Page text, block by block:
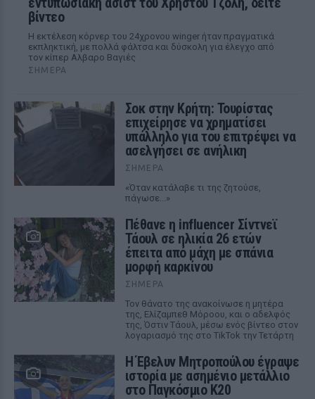
βίντεο
Η εκτέλεση κόρνερ του 24χρονου winger ήταν πραγματικά
εκπληκτική, με πολλά φάλτσα και δύσκολη για έλεγχο από
τον κίπερ Αλβαρο Βαγιές
ΣΉΜΕΡΑ
Σοκ στην Κρήτη: Τουρίστας
επιχείρησε να χρηματίσει
υπάλληλο για του επιτρέψει να
ασελγήσει σε ανήλικη
ΣΉΜΕΡΑ
«Όταν κατάλαβε τι της ζητούσε,
πάγωσε...»
Πέθανε η influencer Σίντνεϊ
Τάουλ σε ηλικία 26 ετών
έπειτα από μάχη με σπάνια
μορφή καρκίνου
ΣΉΜΕΡΑ
Τον θάνατο της ανακοίνωσε η μητέρα
της, Ελίζαμπεθ Μόροου, και ο αδελφός
της, Όστιν Τάουλ, μέσω ενός βίντεο στον
λογαριασμό της στο TikTok την Τετάρτη
Η Έβελυν Μητροπούλου έγραψε
ιστορία με ασημένιο μετάλλιο
στο Παγκόσμιο Κ20